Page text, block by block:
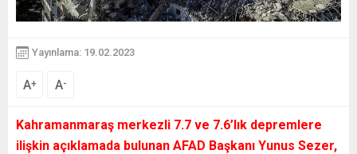
Yayınlama: 19.02.2023
A+ A-
Kahramanmaraş merkezli 7.7 ve 7.6’lık depremlere
ilişkin açıklamada bulunan AFAD Başkanı Yunus Sezer,